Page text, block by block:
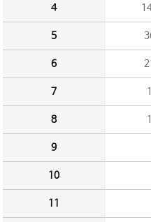
4
5
6
7
8
9
10
11